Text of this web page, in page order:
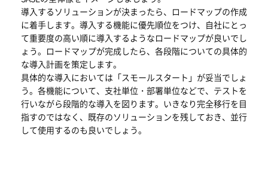
導入するソリューションが決まったら、ロードマップの作成
に着手します。導入する機能に優先順位をつけ、自社にとっ
て重要度の高い順に導入するようなロードマップが良いでし
ょう。ロードマップが完成したら、各段階についての具体的
な導入計画を策定します。
具体的な導入においては「スモールスタート」が妥当でしょ
う。各機能について、支社単位・部署単位などで、テストを
行いながら段階的な導入を図ります。いきなり完全移行を目
指すのではなく、既存のソリューションを残しておき、並行
して使用するのも良いでしょう。